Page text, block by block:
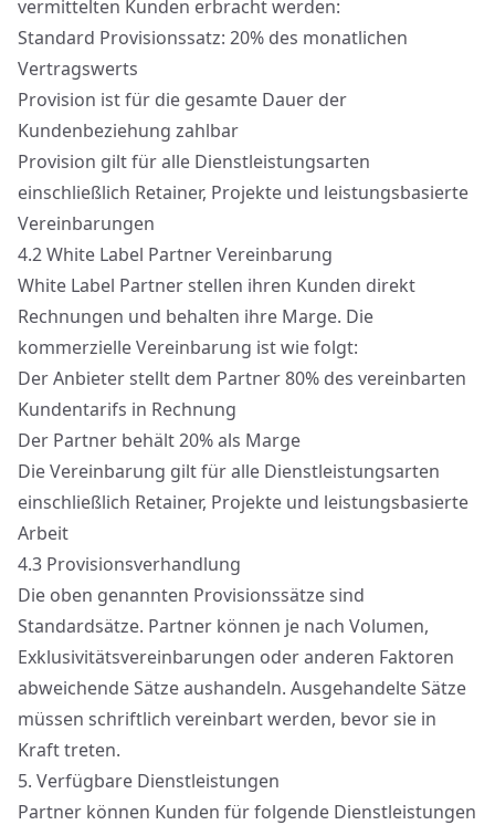
vermittelten Kunden erbracht werden:
Standard Provisionssatz: 20% des monatlichen
Vertragswerts
Provision ist für die gesamte Dauer der
Kundenbeziehung zahlbar
Provision gilt für alle Dienstleistungsarten
einschließlich Retainer, Projekte und leistungsbasierte
Vereinbarungen
4.2White Label Partner Vereinbarung
White Label Partner stellen ihren Kunden direkt
Rechnungen und behalten ihre Marge. Die
kommerzielle Vereinbarung ist wie folgt:
Der Anbieter stellt dem Partner 80% des vereinbarten
Kundentarifs in Rechnung
Der Partner behält 20% als Marge
Die Vereinbarung gilt für alle Dienstleistungsarten
einschließlich Retainer, Projekte und leistungsbasierte
Arbeit
4.3 Provisionsverhandlung
Die oben genannten Provisionssätze sind
Standardsätze. Partner können je nach Volumen,
Exklusivitätsvereinbarungen oder anderen Faktoren
abweichende Sätze aushandeln. Ausgehandelte Sätze
müssen schriftlich vereinbart werden, bevor sie in
Kraft treten.
5. Verfügbare Dienstleistungen
Partner können Kunden für folgende Dienstleistungen